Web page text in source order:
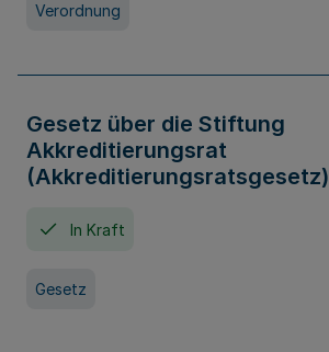
Verordnung
Gesetz über die Stiftung
Akkreditierungsrat
(Akkreditierungsratsgesetz)
In Kraft
Gesetz